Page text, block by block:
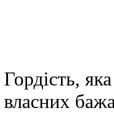
Гордість,
власних